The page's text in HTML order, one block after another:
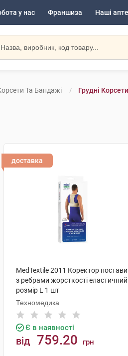
у нас Франшиза Наші
Та Бандажі Грудні
доставка
MedTextile 2011 Коректор постави
з ребрами жорсткості еластичний
розмір L 1 шт
Техномедика
Є в наявності
від 759.20 грн